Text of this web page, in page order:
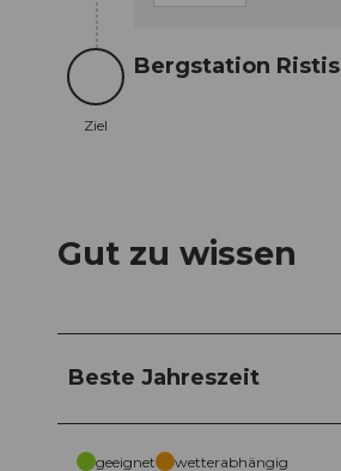
Ziel
Ziel
Bergstation Ristis
Gut zu wissen
Beste Jahreszeit
geeignet wetterabhängig